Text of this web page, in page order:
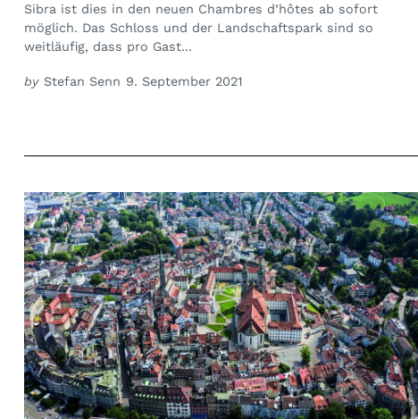
Sibra ist dies in den neuen Chambres d’hôtes ab sofort
möglich. Das Schloss und der Landschaftspark sind so
weitläufig, dass pro Gast...
by Stefan Senn 9. September 2021